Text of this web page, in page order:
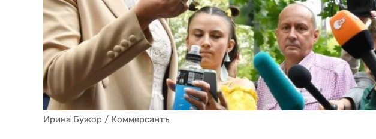
Ирина Бужор / Коммерсантъ